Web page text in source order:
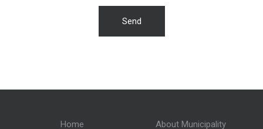
Send
Home About Municipality